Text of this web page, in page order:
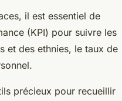
il est essentiel de
(KPI) pour suivre les
et des ethnies, le taux de
précieux pour recueillir